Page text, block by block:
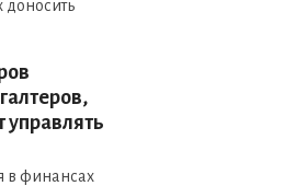
доносить
управлять
в финансах